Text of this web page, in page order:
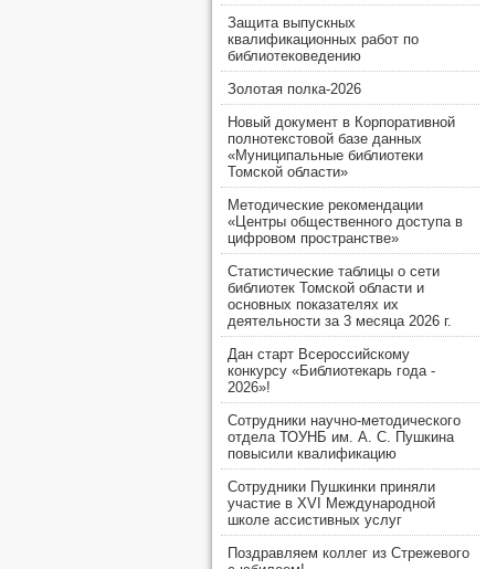
Защита выпускных
квалификационных работ по
библиотековедению
Золотая полка-2026
Новый документ в Корпоративной
полнотекстовой базе данных
«Муниципальные библиотеки
Томской области»
Методические рекомендации
«Центры общественного доступа в
цифровом пространстве»
Статистические таблицы о сети
библиотек Томской области и
основных показателях их
деятельности за 3 месяца 2026 г.
Дан старт Всероссийскому
конкурсу «Библиотекарь года -
2026»!
Сотрудники научно-методического
отдела ТОУНБ им. А. С. Пушкина
повысили квалификацию
Сотрудники Пушкинки приняли
участие в XVI Международной
школе ассистивных услуг
Поздравляем коллег из Стрежевого